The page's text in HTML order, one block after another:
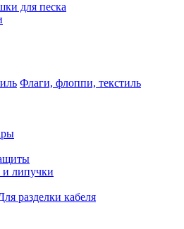
для песка
Флаги, флоппи, текстиль
и липучки
разделки кабеля